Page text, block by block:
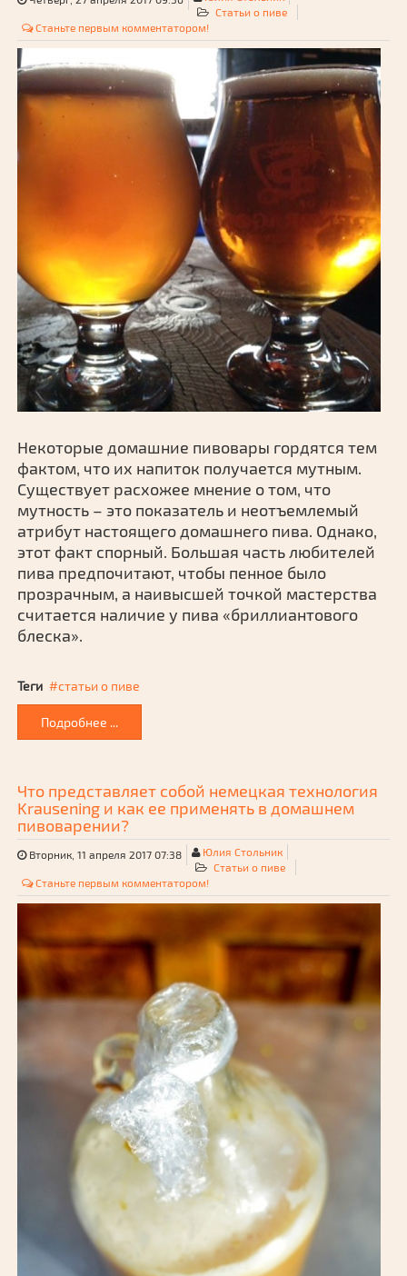
Статьи о пиве
Станьте первым комментатором!
Некоторые домашние пивовары гордятся тем
фактом, что их напиток получается мутным.
Существует расхожее мнение о том, что
мутность – это показатель и неотъемлемый
атрибут настоящего домашнего пива. Однако,
этот факт спорный. Большая часть любителей
пива предпочитают, чтобы пенное было
прозрачным, а наивысшей точкой мастерства
считается наличие у пива «бриллиантового
блеска».
Теги статьи о пиве
Подробнее ...
Что представляет собой немецкая технология
Krausening и как ее применять в домашнем
пивоварении?
Вторник, 11 апреля 2017 07:38
Юлия Стольник
Статьи о пиве
Станьте первым комментатором!